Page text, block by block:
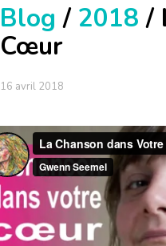
Blog / 2018 /
Cœur
16 avril 2018